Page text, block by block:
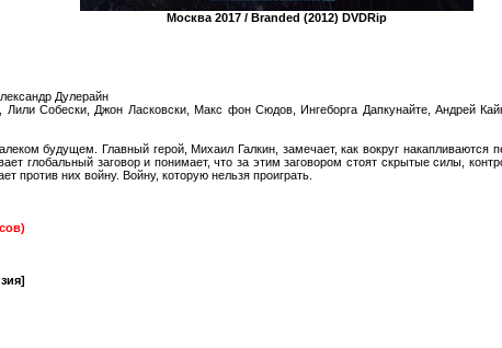
Москва 2017 / Branded (2012) DVDRip
Дулерайн
Собески, Джон Ласковски, Макс фон Сюдов, Ингеборга Дапкунайте, Андрей
будущем. Главный герой, Михаил Галкин, замечает, как вокруг
глобальный заговор и понимает, что за этим заговором стоят скрытые силы,
против них войну. Войну, которую нельзя проиграть.